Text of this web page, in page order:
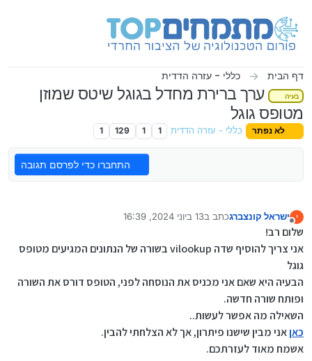
דף הבית כללי - עזרה הדדית
בעיה
ערך ברירת מחדל בגוגל שיטס שמוזן
מטופס גוגל
לא נפתר כללי - עזרה הדדית 1
1
129
1
התחברו כדי לפרסם תגובה
י
מנותק
ישראל קונצברגכתב ב13 ביוני 2024, 16:39
נערך לאחרונה על ידי
שלום רב!
אני צריך להוסיף שדה vilookup בשורה של הנתונים המגיעים מטופס
גוגל
הבעיה היא שאם אני מכניס את הנוסחה לפני, הטופס דורס את השורה
ופותח שורה חדשה.
השאילה מה אפשר לעשות..
כאןאני מבין שישנו פיתרון, אך לא הצלחתי להבין.
אשמח מאוד לעזרתכם.